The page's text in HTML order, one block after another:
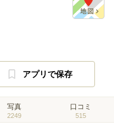
アプリで保存
写真
2249
口コミ
515